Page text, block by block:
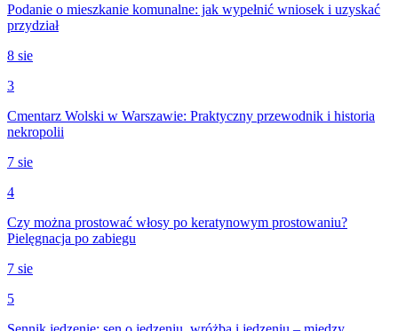
Podanie o mieszkanie komunalne: jak wypełnić wniosek i uzyskać
przydział
8 sie
3
Cmentarz Wolski w Warszawie: Praktyczny przewodnik i historia
nekropolii
7 sie
4
Czy można prostować włosy po keratynowym prostowaniu?
Pielęgnacja po zabiegu
7 sie
5